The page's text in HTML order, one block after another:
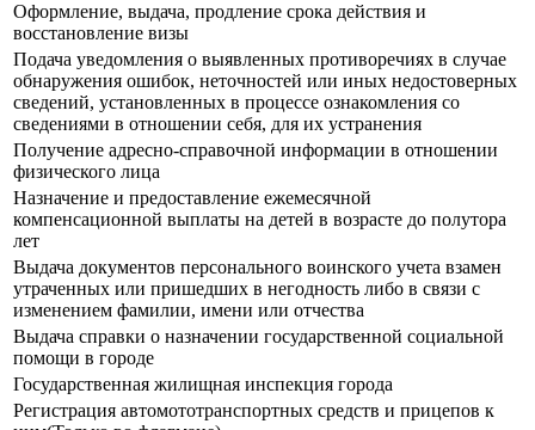
Оформление, выдача, продление срока действия и
восстановление визы
Подача уведомления о выявленных противоречиях в случае
обнаружения ошибок, неточностей или иных недостоверных
сведений, установленных в процессе ознакомления со
сведениями в отношении себя, для их устранения
Получение адресно-справочной информации в отношении
физического лица
Назначение и предоставление ежемесячной
компенсационной выплаты на детей в возрасте до полутора
лет
Выдача документов персонального воинского учета взамен
утраченных или пришедших в негодность либо в связи с
изменением фамилии, имени или отчества
Выдача справки о назначении государственной социальной
помощи в городе
Государственная жилищная инспекция города
Регистрация автомототранспортных средств и прицепов к